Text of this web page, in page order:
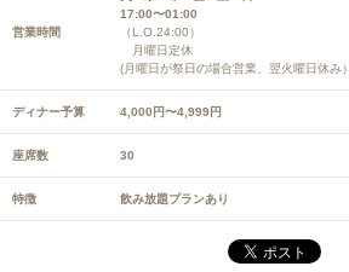
営業時間
17:00〜01:00
（L.O.24:00）
月曜日定休
(月曜日が祭日の場合営業、翌火曜日休み）
ディナー予算 4,000円〜4,999円
座席数 30
特徴 飲み放題プランあり